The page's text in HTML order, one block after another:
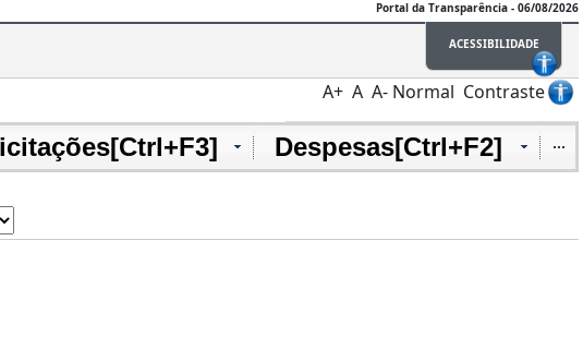
Portal da Transparência - 06/08/2026
ACESSIBILIDADE
A+ A A- Normal Contraste
Despesas[Ctrl+F2]